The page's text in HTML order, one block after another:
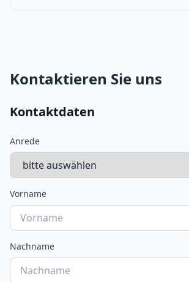
Kontaktieren Sie uns
Kontaktdaten
Anrede
Vorname
Nachname